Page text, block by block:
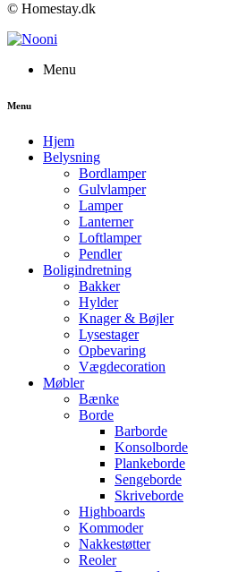
© Homestay.dk
Menu
Menu
Hjem
Belysning
Bordlamper
Gulvlamper
Lamper
Lanterner
Loftlamper
Pendler
Boligindretning
Bakker
Hylder
Knager & Bøjler
Lysestager
Opbevaring
Vægdecoration
Møbler
Bænke
Borde
Barborde
Konsolborde
Plankeborde
Sengeborde
Skriveborde
Highboards
Kommoder
Nakkestøtter
Reoler